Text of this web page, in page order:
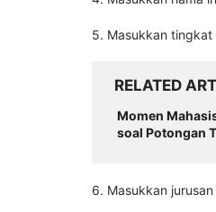
5. Masukkan
RELATED
Momen
soal Potongan
6. Masukkan